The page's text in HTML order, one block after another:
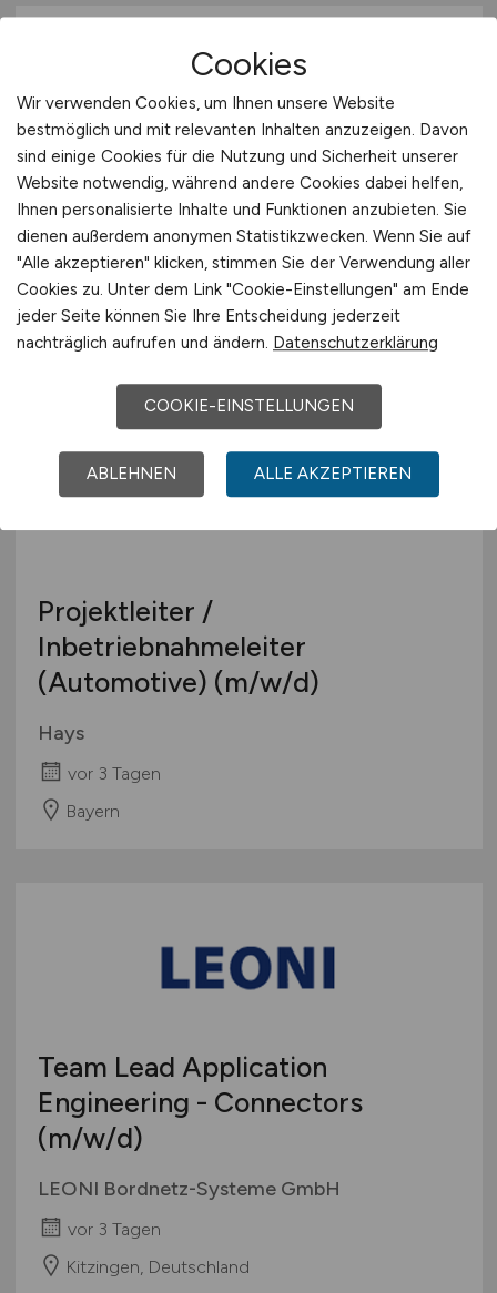
Director Business Unit
Automotive Interiors(m/w/d)
Hays
vor 3 Tagen
Niedersachsen / Norddeutschland
Projektleiter /
Inbetriebnahmeleiter
(Automotive) (m/w/d)
Hays
vor 3 Tagen
Bayern
Team Lead Application
Engineering - Connectors
(m/w/d)
LEONI Bordnetz-Systeme GmbH
vor 3 Tagen
Kitzingen, Deutschland
Cookies
Wir verwenden Cookies, um Ihnen unsere Website
bestmöglich und mit relevanten Inhalten anzuzeigen. Davon
sind einige Cookies für die Nutzung und Sicherheit unserer
Website notwendig, während andere Cookies dabei helfen,
Ihnen personalisierte Inhalte und Funktionen anzubieten. Sie
dienen außerdem anonymen Statistikzwecken. Wenn Sie auf
"Alle akzeptieren" klicken, stimmen Sie der Verwendung aller
Cookies zu. Unter dem Link "Cookie-Einstellungen" am Ende
jeder Seite können Sie Ihre Entscheidung jederzeit
nachträglich aufrufen und ändern. Datenschutzerklärung
COOKIE-EINSTELLUNGEN
ABLEHNEN ALLE AKZEPTIEREN